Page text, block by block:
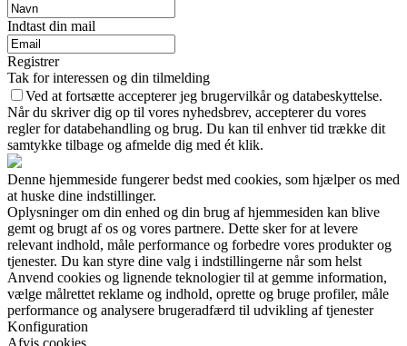
Indtast din mail
Registrer
Tak for interessen og din tilmelding
Ved at fortsætte accepterer jeg brugervilkår og databeskyttelse.
Når du skriver dig op til vores nyhedsbrev, accepterer du vores
regler for databehandling og brug. Du kan til enhver tid trække dit
samtykke tilbage og afmelde dig med ét klik.
Denne hjemmeside fungerer bedst med cookies, som hjælper os med
at huske dine indstillinger.
Oplysninger om din enhed og din brug af hjemmesiden kan blive
gemt og brugt af os og vores partnere. Dette sker for at levere
relevant indhold, måle performance og forbedre vores produkter og
tjenester. Du kan styre dine valg i indstillingerne når som helst
Anvend cookies og lignende teknologier til at gemme information,
vælge målrettet reklame og indhold, oprette og bruge profiler, måle
performance og analysere brugeradfærd til udvikling af tjenester
Konfiguration